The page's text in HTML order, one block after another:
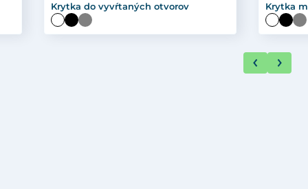
Krytka do vyvŕtaných otvorov Krytka